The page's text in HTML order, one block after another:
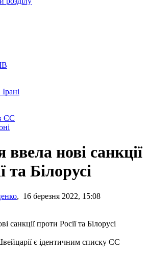
ЄС
нові санкції
та Білорусі
, 16 березня 2022, 15:08
є ідентичним списку ЄС